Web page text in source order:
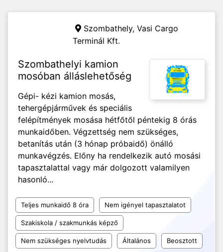
Szombathely, Vasi Cargo
Terminál Kft.
Szombathelyi kamion
mosóban álláslehetőség
Gépi- kézi kamion mosás,
tehergépjárművek és speciális
felépítmények mosása hétfőtől péntekig 8 órás
munkaidőben. Végzettség nem szükséges,
betanítás után (3 hónap próbaidő) önálló
munkavégzés. Előny ha rendelkezik autó mosási
tapasztalattal vagy már dolgozott valamilyen
hasonló...
Teljes munkaidő 8 óra Nem igényel tapasztalatot
Szakiskola / szakmunkás képző
Nem szükséges nyelvtudás Általános Beosztott